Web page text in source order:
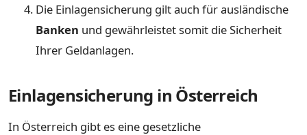
Die Einlagensicherung gilt auch für ausländische
Banken und gewährleistet somit die Sicherheit
Ihrer Geldanlagen.
Einlagensicherung in Österreich
In Österreich gibt es eine gesetzliche